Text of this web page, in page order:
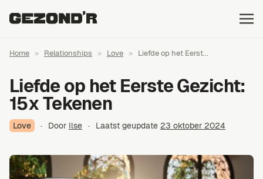
Home » Relationships » Love » Liefde op het Eerst...
Liefde op het Eerste Gezicht:
15x Tekenen
Love · Door Ilse · Laatst geupdate 23 oktober 2024